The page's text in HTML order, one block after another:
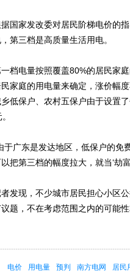
家发改委对居民阶梯电价的指
第三档是高质量生活用电。
电量按照覆盖80%的居民家庭
家庭的用电量来确定，涨价幅
低保户、农村五保户由于设置
广东是发达地区，低保户的免费
把第三档的幅度拉大，就当‘劫
现，不少城市居民担心小区公
题，不在考虑范围之内的可能性
电价 用电量 预判 南方电网 居民